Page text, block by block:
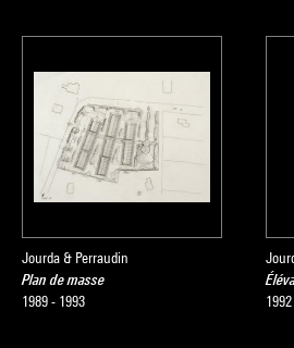
Jourda & Perraudin
Plan de masse
1989 - 1993
1992